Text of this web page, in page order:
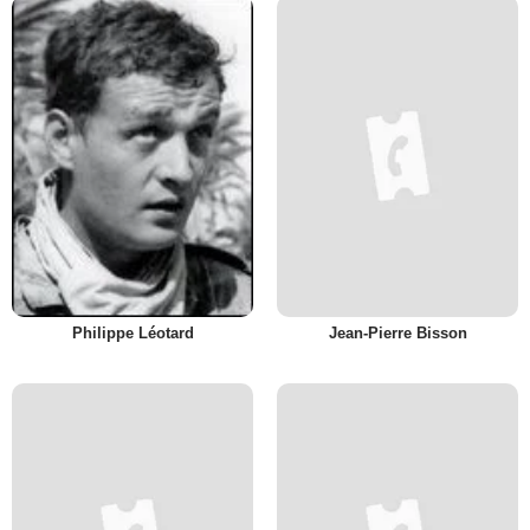
Philippe Léotard Jean-Pierre Bisson